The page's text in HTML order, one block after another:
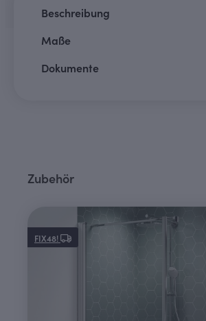
Beschreibung
Maße
Dokumente
Produktgalerie überspringen
Zubehör
FIX48!